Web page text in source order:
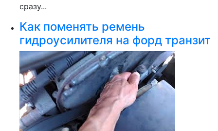
сразу...
Как поменять ремень
гидроусилителя на форд транзит